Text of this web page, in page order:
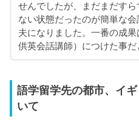
せんでしたが、まだまだすら
ない状態だったのが簡単な
夫になりました。一番の成
供英会話講師）につけた事だ
語学留学先の都市、イ
いて